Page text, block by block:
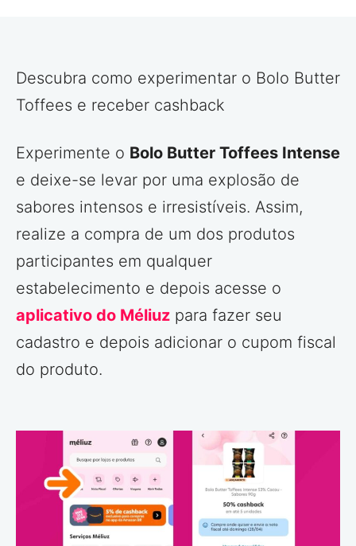
Descubra como experimentar o Bolo Butter
Toffees e receber cashback
Experimente o Bolo Butter Toffees Intense
e deixe-se levar por uma explosão de
sabores intensos e irresistíveis. Assim,
realize a compra de um dos produtos
participantes em qualquer
estabelecimento e depois acesse o
aplicativo do Méliuz para fazer seu
cadastro e depois adicionar o cupom fiscal
do produto.